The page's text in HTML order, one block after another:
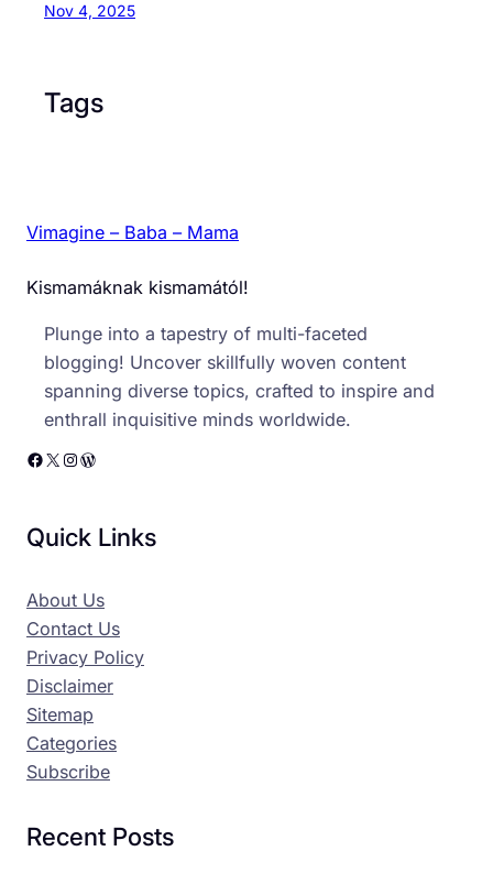
Nov 4, 2025
Tags
Vimagine – Baba – Mama
Kismamáknak kismamától!
Plunge into a tapestry of multi-faceted
blogging! Uncover skillfully woven content
spanning diverse topics, crafted to inspire and
enthrall inquisitive minds worldwide.
Facebook X Instagram WordPress
Quick Links
About Us
Contact Us
Privacy Policy
Disclaimer
Sitemap
Categories
Subscribe
Recent Posts